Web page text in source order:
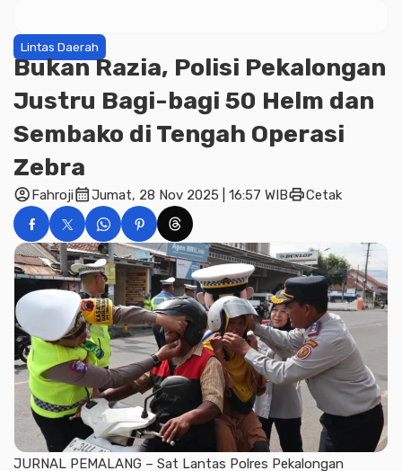
Lintas Daerah
Bukan Razia, Polisi Pekalongan
Justru Bagi-bagi 50 Helm dan
Sembako di Tengah Operasi
Zebra
account_circleFahrojicalendar_monthJumat, 28 Nov 2025 | 16:57 WIBprintCetak
JURNAL PEMALANG – Sat Lantas Polres Pekalongan